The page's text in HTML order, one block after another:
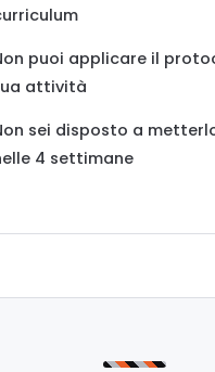
puoi applicare il
attività
sei disposto a
4 settimane